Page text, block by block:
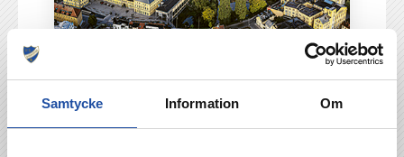
Samtycke Information Om